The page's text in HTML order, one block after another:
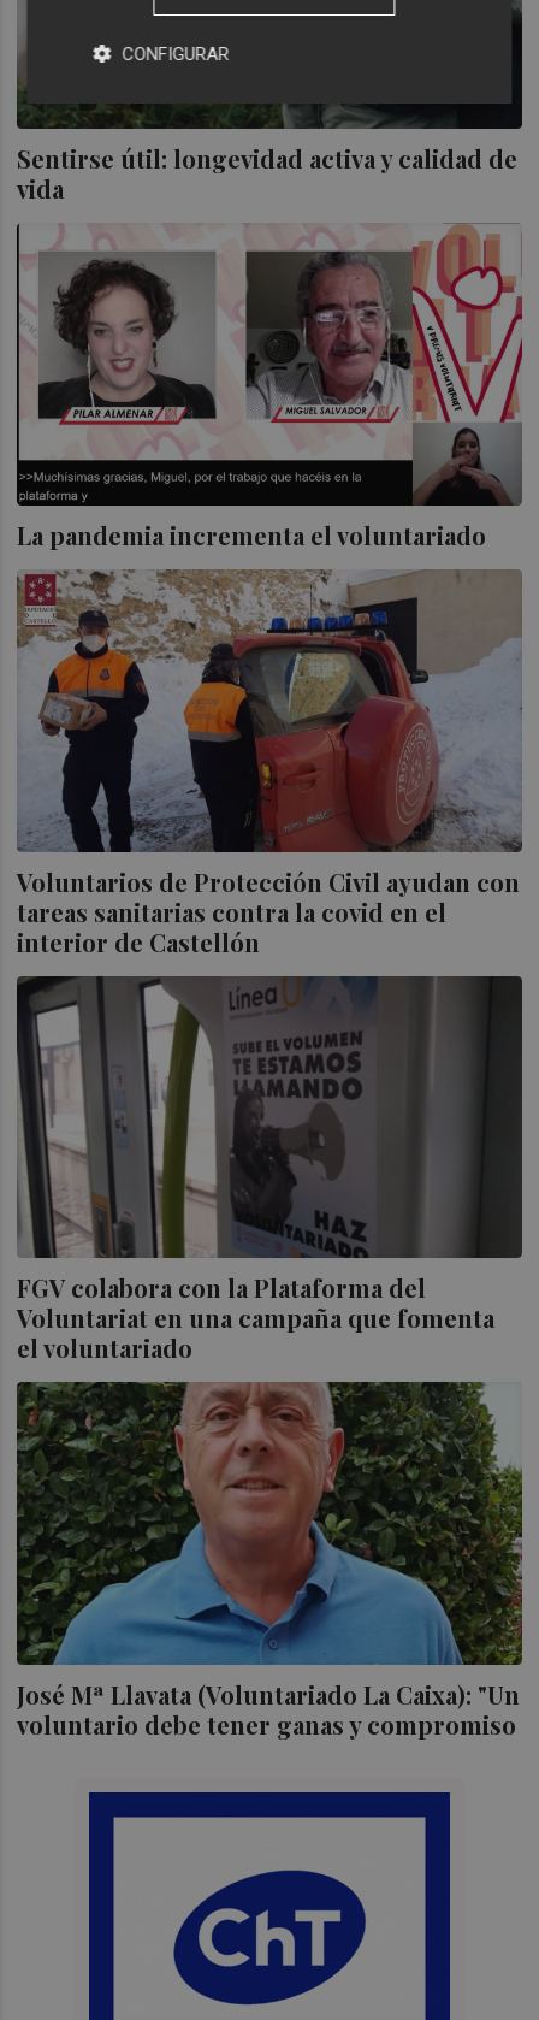
Sentirse útil: longevidad activa y calidad de
vida
La pandemia incrementa el voluntariado
Voluntarios de Protección Civil ayudan con
tareas sanitarias contra la covid en el
interior de Castellón
FGV colabora con la Plataforma del
Voluntariat en una campaña que fomenta
el voluntariado
José Mª Llavata (Voluntariado La Caixa): "Un
voluntario debe tener ganas y compromiso
CONFIGURAR